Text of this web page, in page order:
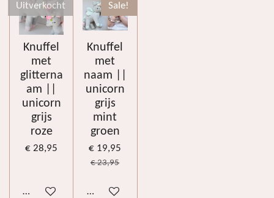
Uitverkocht
Knuffel
met
glitterna
am ||
unicorn
grijs
roze
€ 28,95
Houd mij op de hoogte
Sale!
Knuffel
met
naam ||
unicorn
grijs
mint
groen
€ 19,95
€ 23,95
Bekijk details